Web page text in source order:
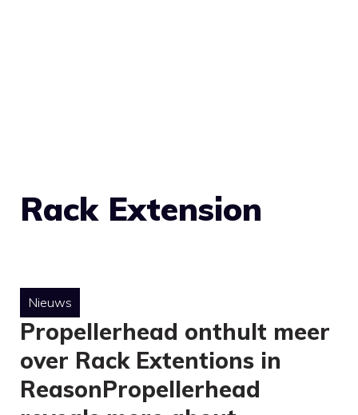
Rack Extension
Nieuws
Propellerhead onthult meer
over Rack Extentions in
ReasonPropellerhead